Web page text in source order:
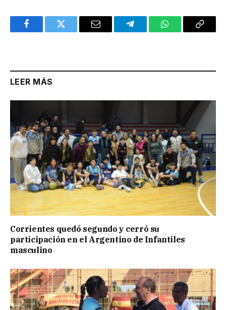
FacebookTwitter Email TelegramWhatsAppCopy
LEER MÁS
Corrientes quedó segundo y cerró su
participación en el Argentino de Infantiles
masculino